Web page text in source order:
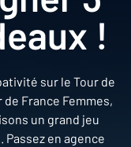
!
sur le Tour de
France Femmes,
un grand jeu
Passez en agence